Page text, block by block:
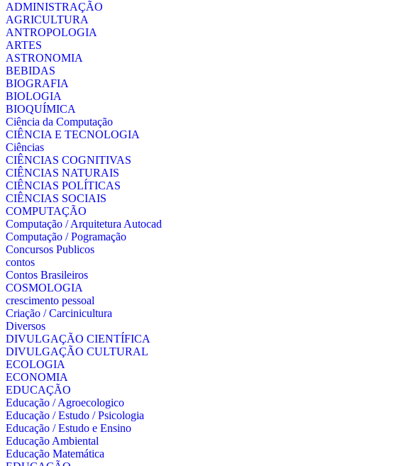
ADMINISTRAÇÃO
AGRICULTURA
ANTROPOLOGIA
ARTES
ASTRONOMIA
BEBIDAS
BIOGRAFIA
BIOLOGIA
BIOQUÍMICA
Ciência da Computação
CIÊNCIA E TECNOLOGIA
Ciências
CIÊNCIAS COGNITIVAS
CIÊNCIAS NATURAIS
CIÊNCIAS POLÍTICAS
CIÊNCIAS SOCIAIS
COMPUTAÇÃO
Computação / Arquitetura Autocad
Computação / Pogramação
Concursos Publicos
contos
Contos Brasileiros
COSMOLOGIA
crescimento pessoal
Criação / Carcinicultura
Diversos
DIVULGAÇÃO CIENTÍFICA
DIVULGAÇÃO CULTURAL
ECOLOGIA
ECONOMIA
EDUCAÇÃO
Educação / Agroecologico
Educação / Estudo / Psicologia
Educação / Estudo e Ensino
Educação Ambiental
Educação Matemática